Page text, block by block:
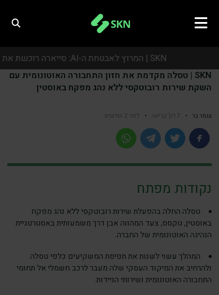
SKN | המרוץ לאבטחת ה-AI: סייארה רוכשת את אואזיס סקיוריטי בעסקת ענק של כמיליארד דולר
SKN | המרוץ לאבטחת ה-AI: סייארה רוכשת את אואזיס סקיוריטי בעסקת ענק של כמיליארד דולר
SKN | טסלה מקדמת את חזון התחבורה האוטונומית עם
השקת שירות רובוטקסי ללא נהג מפקח באוסטין
עומר בר • 7 דק’ קריאה • לפני 2 חודשים
נקודות מפתח
טסלה החלה בהפעלת שירות רובוטקסי ללא נהג מפקח
באוסטין, טקסס, צעד המהווה אבן דרך משמעותית באסטרטגיית
הנהיגה האוטונומית של החברה.
המהלך עשוי לשנות את תפיסת המשקיעים כלפי טסלה
ולהרחיב את המיקוד העסקי שלה מעבר לרכב חשמלי אל תחומי
התחבורה האוטונומית ושירותי הניידות.